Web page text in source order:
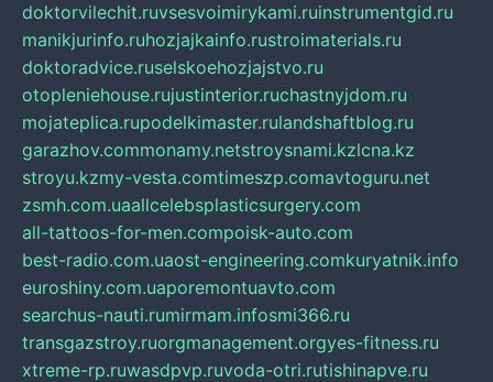
doktorvilechit.ruvsesvoimirykami.ruinstrumentgid.ru
manikjurinfo.ruhozjajkainfo.rustroimaterials.ru
doktoradvice.ruselskoehozjajstvo.ru
otopleniehouse.rujustinterior.ruchastnyjdom.ru
mojateplica.rupodelkimaster.rulandshaftblog.ru
garazhov.commonamy.netstroysnami.kzlcna.kz
stroyu.kzmy-vesta.comtimeszp.comavtoguru.net
zsmh.com.uaallcelebsplasticsurgery.com
all-tattoos-for-men.compoisk-auto.com
best-radio.com.uaost-engineering.comkuryatnik.info
euroshiny.com.uaporemontuavto.com
searchus-nauti.rumirmam.infosmi366.ru
transgazstroy.ruorgmanagement.orgyes-fitness.ru
xtreme-rp.ruwasdpvp.ruvoda-otri.rutishinapve.ru